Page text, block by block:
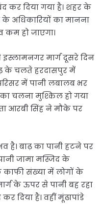
कर दिया गया है। शहर के
अधिकारियों का मानना
कम हो जाएगा।
मार्ग दूसरे दिन
के चलते हरदासपुर में
में पानी लबालब भर
चलना मुश्किल हो गया
आरबी सिंह ने मौके पर
है। बाढ़ का पानी हटने पर
जामा मस्जिद के
काफी संख्या में लोगों के
के ऊपर से पानी बह रहा
दिया है। वहीं मूंढापांडे